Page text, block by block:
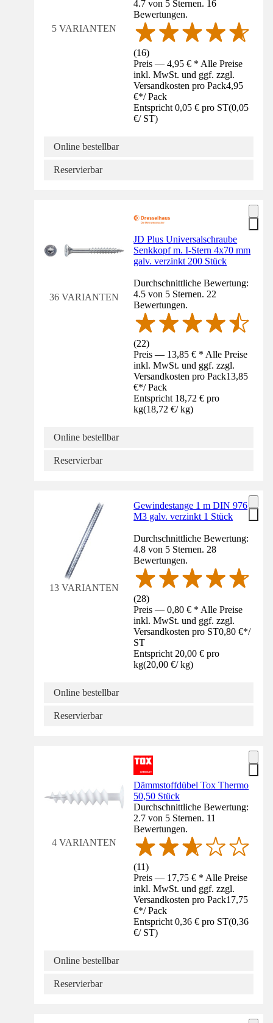
5 VARIANTEN
4.7 von 5 Sternen. 16
Bewertungen.
(16)
Preis — 4,95 € * Alle Preise
inkl. MwSt. und ggf. zzgl.
Versandkosten pro Pack4,95
€*/ Pack
Entspricht 0,05 € pro ST(0,05
€/ ST)
Online bestellbar
Reservierbar
36 VARIANTEN
JD Plus Universalschraube
Senkkopf m. I-Stern 4x70 mm
galv. verzinkt 200 Stück
Durchschnittliche Bewertung:
4.5 von 5 Sternen. 22
Bewertungen.
(22)
Preis — 13,85 € * Alle Preise
inkl. MwSt. und ggf. zzgl.
Versandkosten pro Pack13,85
€*/ Pack
Entspricht 18,72 € pro
kg(18,72 €/ kg)
Online bestellbar
Reservierbar
13 VARIANTEN
Gewindestange 1 m DIN 976
M3 galv. verzinkt 1 Stück
Durchschnittliche Bewertung:
4.8 von 5 Sternen. 28
Bewertungen.
(28)
Preis — 0,80 € * Alle Preise
inkl. MwSt. und ggf. zzgl.
Versandkosten pro ST0,80 €*/
ST
Entspricht 20,00 € pro
kg(20,00 €/ kg)
Online bestellbar
Reservierbar
4 VARIANTEN
Dämmstoffdübel Tox Thermo
50,50 Stück
Durchschnittliche Bewertung:
2.7 von 5 Sternen. 11
Bewertungen.
(11)
Preis — 17,75 € * Alle Preise
inkl. MwSt. und ggf. zzgl.
Versandkosten pro Pack17,75
€*/ Pack
Entspricht 0,36 € pro ST(0,36
€/ ST)
Online bestellbar
Reservierbar